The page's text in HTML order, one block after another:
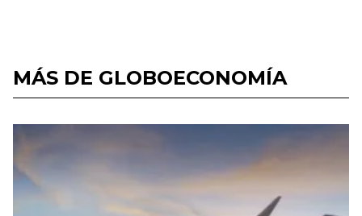
MÁS DE GLOBOECONOMÍA